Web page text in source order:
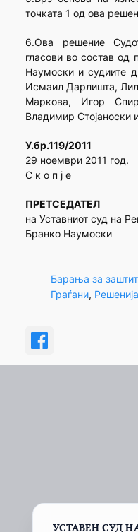
точката 1 од ова
6.Ова решение
гласови во состав од
Наумоски и судиите
Исмаил Дарлишта,
Маркова, Игор
Владимир Стојаноски
У.бр.119/2011
29 ноември 2011 год.
С к о п ј е
ПРЕТСЕДАТЕЛ
на Уставниот суд на
Бранко Наумоски
Барања за
Граѓани, Решенија
УСТАВЕН СУД